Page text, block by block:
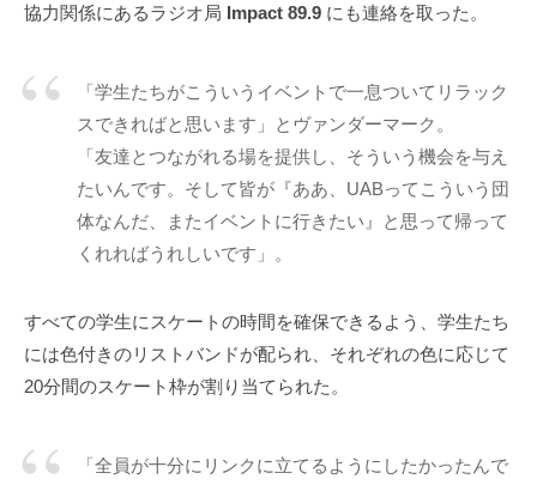
協力関係にあるラジオ局 Impact 89.9 にも連絡を取った。
「学生たちがこういうイベントで一息ついてリラック
スできればと思います」とヴァンダーマーク。
「友達とつながれる場を提供し、そういう機会を与え
たいんです。そして皆が『ああ、UABってこういう団
体なんだ、またイベントに行きたい』と思って帰って
くれればうれしいです」。
すべての学生にスケートの時間を確保できるよう、学生たち
には色付きのリストバンドが配られ、それぞれの色に応じて
20分間のスケート枠が割り当てられた。
「全員が十分にリンクに立てるようにしたかったんで